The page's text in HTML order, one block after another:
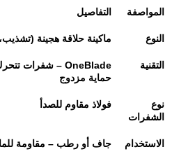
المواصفة التفاصيل
النوع ماكينة حلاقة هجينة
التقنية OneBlade –
حماية مزدوج
نوع
الشفرات
فولاذ مقاوم للصدأ
الاستخدام جاف أو رطب – مقاومة